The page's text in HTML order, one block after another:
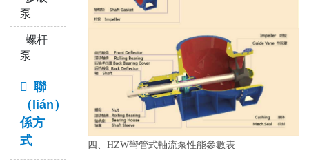
泵
螺杆
泵
聯
（lián）
係方
式
四、HZW彎管式軸流泵性能參數表